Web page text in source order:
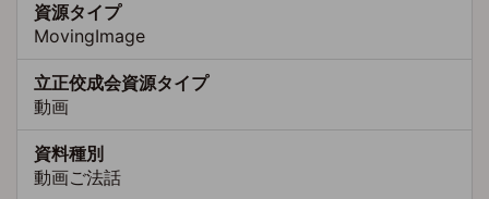
資源タイプ
MovingImage
立正佼成会資源タイプ
動画
資料種別
動画ご法話